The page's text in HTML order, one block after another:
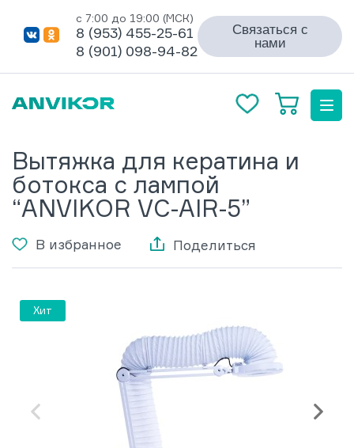
с 7:00 до 19:00 (МСК)
8 (953) 455-25-61
8 (901) 098-94-82
Связаться с
нами
Вытяжка для кератина и
ботокса с лампой
“ANVIKOR VC-AIR-5”
В избранное Поделиться
Хит